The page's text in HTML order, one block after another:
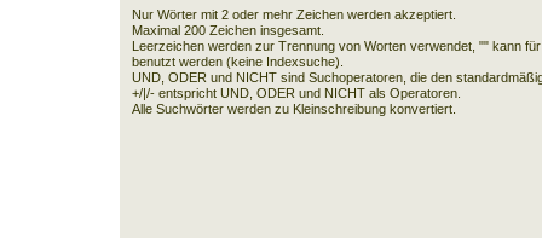
Nur Wörter mit 2 oder mehr Zeichen werden akzeptiert.
Maximal 200 Zeichen insgesamt.
Leerzeichen werden zur Trennung von Worten verwendet, "" kann
benutzt werden (keine Indexsuche).
UND, ODER und NICHT sind Suchoperatoren, die den
+/|/- entspricht UND, ODER und NICHT als Operatoren.
Alle Suchwörter werden zu Kleinschreibung konvertiert.